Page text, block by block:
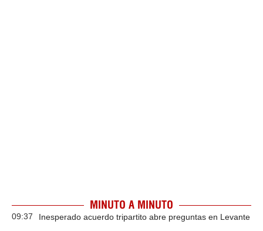
MINUTO A MINUTO
09:37 Inesperado acuerdo tripartito abre preguntas en Levante